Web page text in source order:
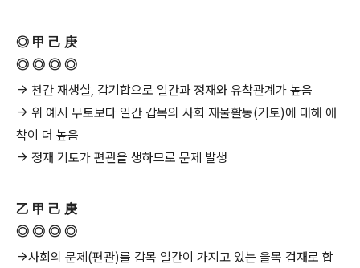
◎ 甲 己 庚
◎ ◎ ◎ ◎
→ 천간 재생살, 갑기합으로 일간과 정재와 유착관계가 높음
→ 위 예시 무토보다 일간 갑목의 사회 재물활동(기토)에 대해 애
착이 더 높음
→ 정재 기토가 편관을 생하므로 문제 발생
乙 甲 己 庚
◎ ◎ ◎ ◎
→사회의 문제(편관)를 갑목 일간이 가지고 있는 을목 겁재로 합